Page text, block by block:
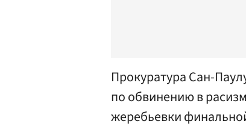
Прокуратура Сан-
по обвинению в
жеребьевки